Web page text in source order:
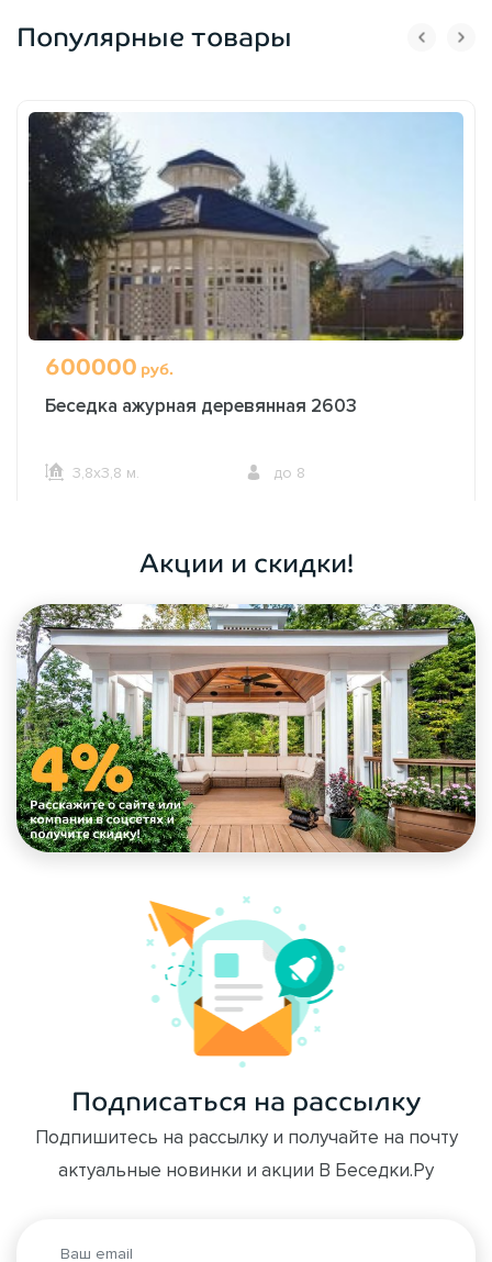
Популярные товары
600000 руб.
Беседка ажурная деревянная 2603
3,8х3,8 м. до 8
Акции и скидки!
Подписаться на рассылку
Подпишитесь на рассылку и получайте на почту
актуальные новинки и акции В Беседки.Ру